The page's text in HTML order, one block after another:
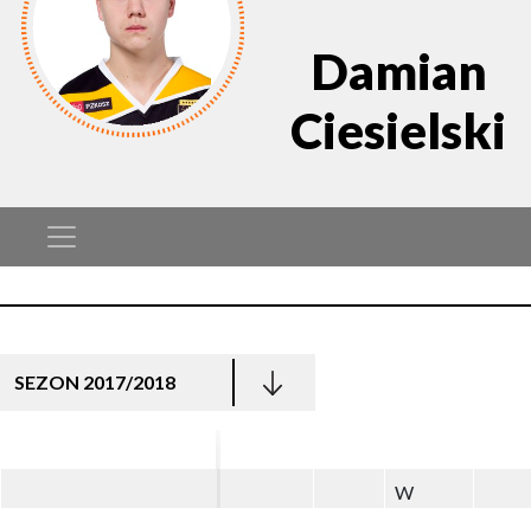
Damian
Ciesielski
SEZON 2017/2018
W
W